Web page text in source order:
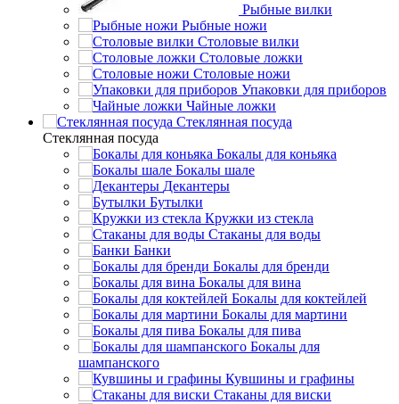
Рыбные вилки
Рыбные ножи
Столовые вилки
Столовые ложки
Столовые ножи
Упаковки для приборов
Чайные ложки
Стеклянная посуда
Стеклянная посуда
Бокалы для коньяка
Бокалы шале
Декантеры
Бутылки
Кружки из стекла
Стаканы для воды
Банки
Бокалы для бренди
Бокалы для вина
Бокалы для коктейлей
Бокалы для мартини
Бокалы для пива
Бокалы для
шампанского
Кувшины и графины
Стаканы для виски